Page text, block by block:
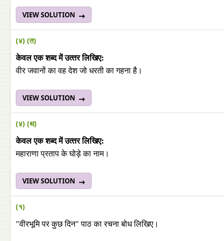
VIEW SOLUTION
(४) (त)
केवल एक शब्‍द में उत्‍तर लिखिए:
वीर जवानों का वह देश जो धरती का गहना है।
VIEW SOLUTION
(४) (थ)
केवल एक शब्‍द में उत्‍तर लिखिए:
महाराणा प्रताप के घोड़े का नाम।
VIEW SOLUTION
(१)
"वीरभूमि पर कुछ दिन" पाठ का रचना बोध लिखिए।